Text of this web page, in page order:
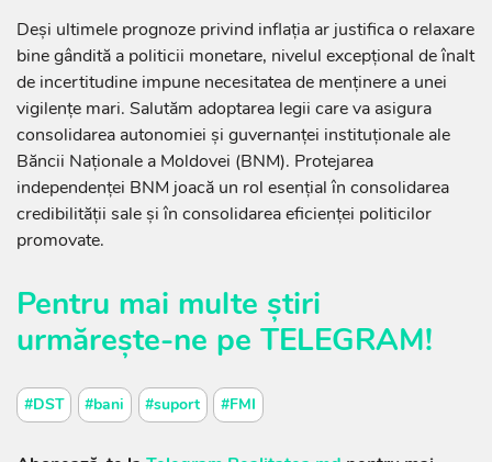
Deși ultimele prognoze privind inflația ar justifica o relaxare
bine gândită a politicii monetare, nivelul excepțional de înalt
de incertitudine impune necesitatea de menținere a unei
vigilențe mari. Salutăm adoptarea legii care va asigura
consolidarea autonomiei și guvernanței instituționale ale
Băncii Naționale a Moldovei (BNM). Protejarea
independenței BNM joacă un rol esențial în consolidarea
credibilității sale și în consolidarea eficienței politicilor
promovate.
Pentru mai multe știri
urmărește-ne pe TELEGRAM!
#DST #bani #suport #FMI